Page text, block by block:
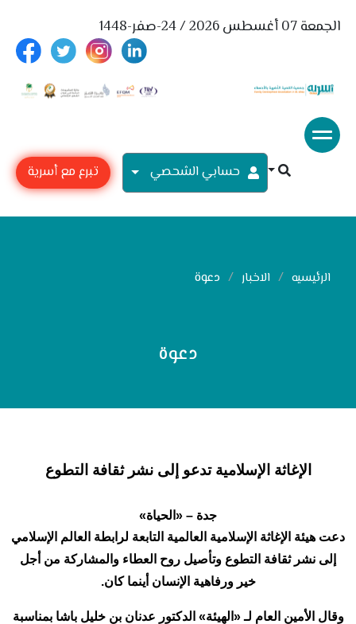
الجمعة 07 أغسطس 2026 / 24-صفر-1448
حسابي الشحصي تبرع مع أسرية
الرئيسيه الاخبار دعوة
دعوة
الإغاثة الإسلامية تدعو إلى نشر ثقافة التطوع
جدة – «الحياة»
دعت هيئة الإغاثة الإسلامية العالمية التابعة لرابطة العالم الإسلامي
إلى نشر ثقافة التطوع وتأصيل روح العطاء والمشاركة من أجل
خير ورفاهية الإنسان أينما كان.
وقال الأمين العام لـ «الهيئة» الدكتور عدنان بن خليل باشا بمناسبة